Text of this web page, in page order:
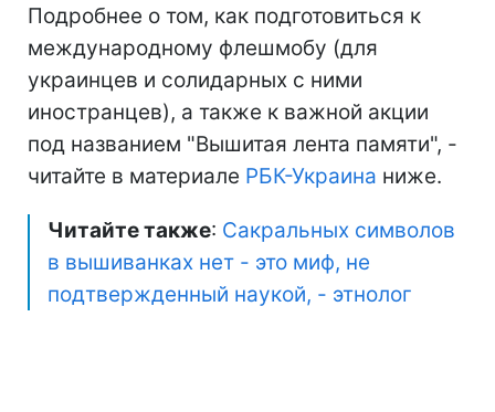
Подробнее о том, как подготовиться к
международному флешмобу (для
украинцев и солидарных с ними
иностранцев), а также к важной акции
под названием "Вышитая лента памяти", -
читайте в материале РБК-Украина ниже.
Читайте также: Сакральных символов
в вышиванках нет - это миф, не
подтвержденный наукой, - этнолог